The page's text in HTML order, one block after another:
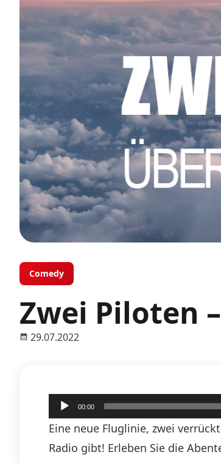
Comedy
Zwei Piloten
29.07.2022
Audio-
Player
00:00
Eine neue Fluglinie, zwei
Radio gibt! Erleben Sie die